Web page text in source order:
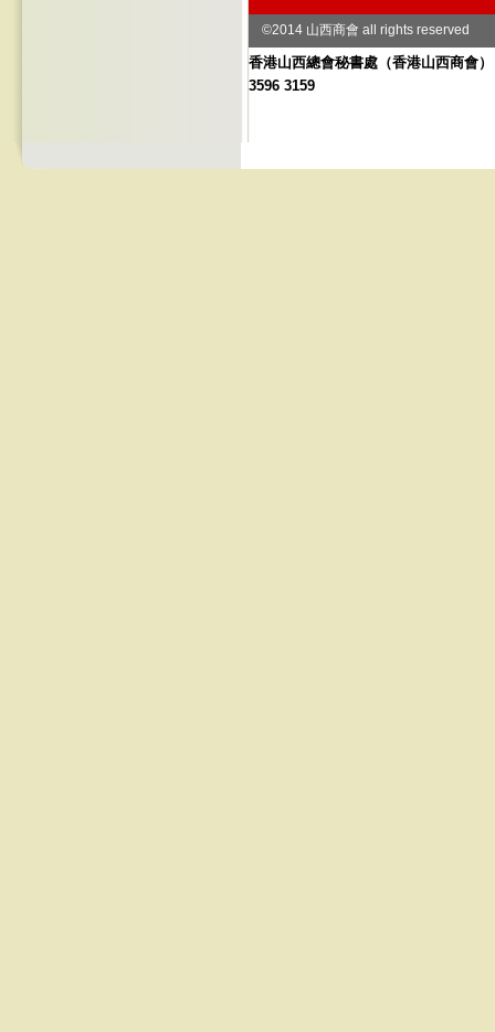
香港山西總會秘書處 （香港山西商會
3596 3159
©2014 山西商會 all rights reserved